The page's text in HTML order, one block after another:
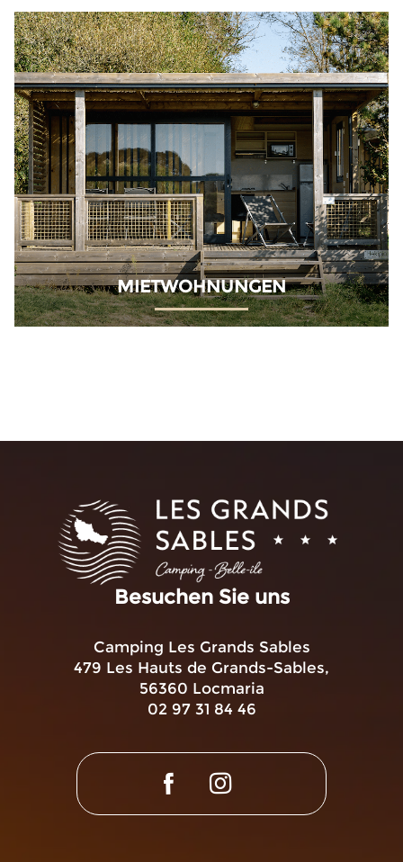
MIETWOHNUNGEN
Besuchen Sie uns
Camping Les Grands Sables
479 Les Hauts de Grands-Sables,
56360 Locmaria
02 97 31 84 46